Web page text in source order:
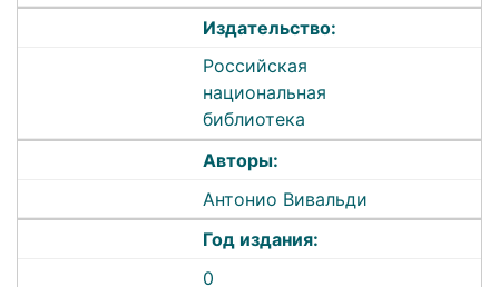
Издательство:
Российская
национальная
библиотека
Авторы:
Антонио Вивальди
Год издания:
0